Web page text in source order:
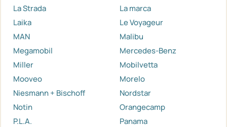
La Strada
La marca
Laika
Le Voyageur
MAN
Malibu
Megamobil
Mercedes-Benz
Miller
Mobilvetta
Mooveo
Morelo
Niesmann + Bischoff
Nordstar
Notin
Orangecamp
P.L.A.
Panama